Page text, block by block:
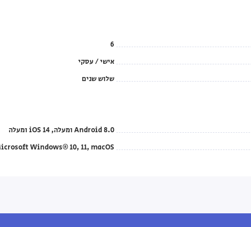
6
אישי / עסקי
שלוש שנים
Android 8.0 ומעלה, iOS 14 ומעלה
Windows® 10, 11, macOS